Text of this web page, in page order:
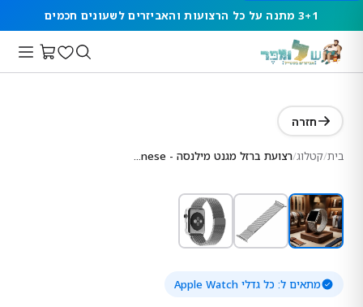
3+1 מתנה על כל הרצועות והאביזרים לשעונים חכמים
חזרה
בית/קטלוג/ רצועת ברזל מגנט מילנסה - Milanese כסף
מתאים ל: כל גדלי Apple Watch